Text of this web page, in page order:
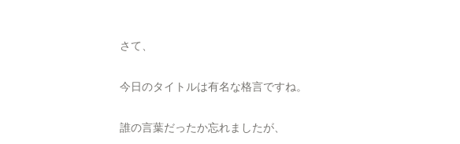
さて、
今日のタイトルは有名な格言ですね。
誰の言葉だったか忘れましたが、